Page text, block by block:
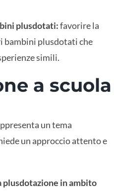
plusdotati:favorire la
bambini plusdotati che
simili.
a scuola
un tema
un approccio attento e
plusdotazione in ambito